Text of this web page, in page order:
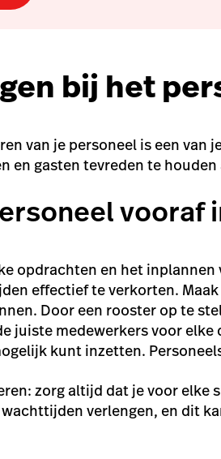
bij het
van je personeel is een van
en gasten tevreden te
vooraf
opdrachten en het inplannen
effectief te verkorten.
Door een rooster op te
juiste medewerkers voor
kunt inzetten.
zorg altijd dat je voor elke
verlengen, en dit